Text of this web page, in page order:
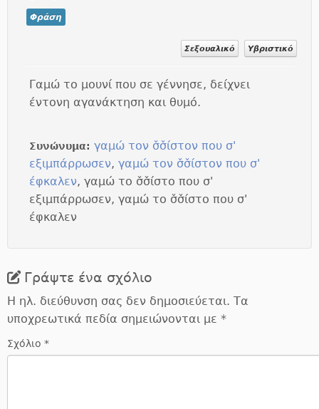
Φράση
Σεξουαλικό Υβριστικό
Γαμώ το μουνί που σε γέννησε, δείχνει
έντονη αγανάκτηση και θυμό.
Συνώνυμα: γαμώ τον σ̌σ̌ίστον που σ'
εξιμπάρρωσεν, γαμώ τον σ̌σ̌ίστον που σ'
έφκαλεν, γαμώ το σ̌σ̌ίστο που σ'
εξιμπάρρωσεν, γαμώ το σ̌σ̌ίστο που σ'
έφκαλεν
Γράψτε ένα σχόλιο
Η ηλ. διεύθυνση σας δεν δημοσιεύεται. Τα
υποχρεωτικά πεδία σημειώνονται με *
Σχόλιο *